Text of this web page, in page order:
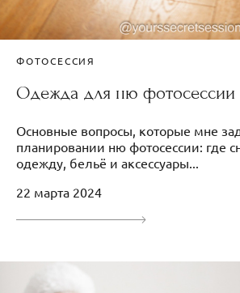
ФОТОСЕССИЯ
Одежда для ню фотосессии
Основные вопросы, которые мне
планировании ню фотосессии: где
одежду, бельё и аксессуары...
22 марта 2024